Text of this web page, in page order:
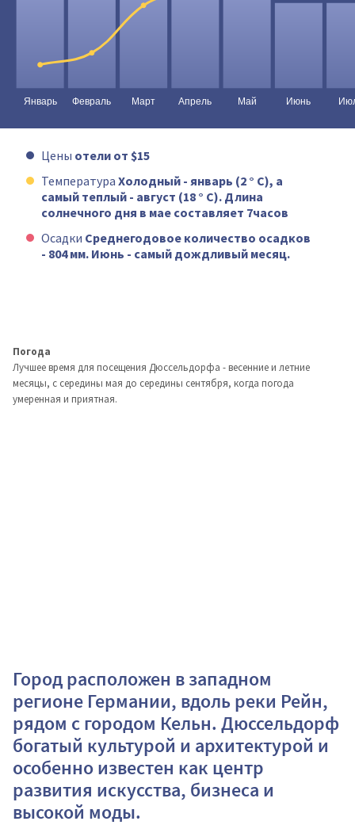
Цены отели от $15
Температура Холодный - январь (2 ° C), а
самый теплый - август (18 ° C). Длина
солнечного дня в мае составляет 7часов
Осадки Среднегодовое количество осадков
- 804 мм. Июнь - самый дождливый месяц.
Погода
Лучшее время для посещения Дюссельдорфа - весенние и летние
месяцы, с середины мая до середины сентября, когда погода
умеренная и приятная.
Город расположен в западном
регионе Германии, вдоль реки Рейн,
рядом с городом Кельн. Дюссельдорф
богатый культурой и архитектурой и
особенно известен как центр
развития искусства, бизнеса и
высокой моды.